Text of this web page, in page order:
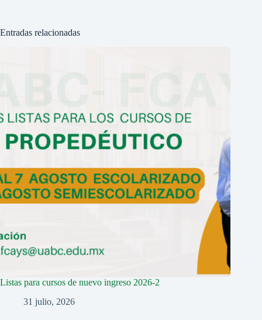
Entradas relacionadas
Listas para cursos de nuevo ingreso 2026-2
31 julio, 2026